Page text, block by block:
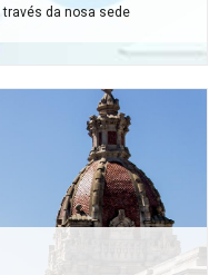
da nosa sede